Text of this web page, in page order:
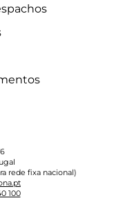
rede fixa nacional)
100